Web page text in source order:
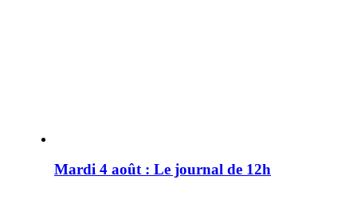
Mardi 4 août : Le journal de 12h